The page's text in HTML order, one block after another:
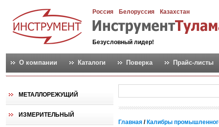
Россия Белоруссия Казахстан
Безусловный лидер!
О компании Каталоги Поверка Прайс-листы
МЕТАЛЛОРЕЖУЩИЙ
ИЗМЕРИТЕЛЬНЫЙ
Главная / Калибры